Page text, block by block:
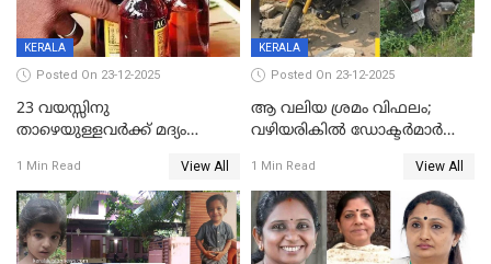
KERALA
Posted On 23-12-2025
23 വയസ്സിനു
താഴെയുള്ളവർക്ക് മദ്യം
നടപടി;സ്ഥാപനങ്ങൾക്കെതിരെ
രണ്ട് കേസുകൾ
1 Min Read View All
KERALA
Posted On 23-12-2025
ആ വലിയ ശ്രമം വിഫലം;
വഴിയരികില്‍ ‌ഡോക്ടര്‍മാര്‍
മരണത്തിന് കീഴടങ്ങി
1 Min Read View All